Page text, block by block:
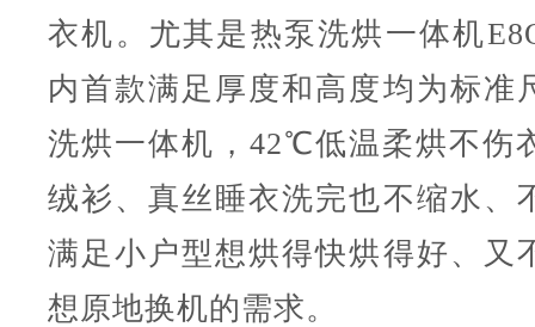
衣机。尤其是热泵洗烘一体机
内首款满足厚度和高度均为标准
洗烘一体机，42℃低温柔烘不伤
绒衫、真丝睡衣洗完也不缩水、
满足小户型想烘得快烘得好、又
想原地换机的需求。